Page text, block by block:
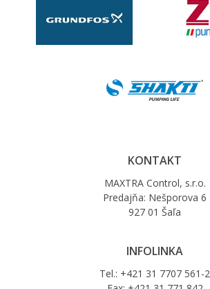
KONTAKT
MAXTRA Control, s.r.o.
Predajňa: Nešporova 6
927 01 Šaľa
INFOLINKA
Tel.: +421 31 7707 561-2